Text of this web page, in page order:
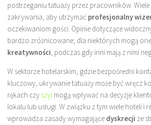
postrzeganiu tatuaży przez pracowników.
zakrywania, aby utrzymać profesjonalny
oczekiwaniom gości. Opinie dotyczące
bardzo zróżnicowane; dla niektórych mogą
kreatywności, podczas gdy inni mają z nimi
W sektorze hotelarskim, gdzie bezpośredni
kluczowy, ukrywanie tatuaży może być wręcz
rękach czy szyi mogą wpływać na decyzje
lokalu lub usługi. W związku z tym wiele hoteli i
wprowadza zasady wymagające dyskrecji ze